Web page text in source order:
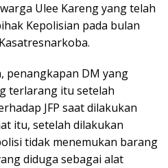
Ulee Kareng yang telah
Kepolisian pada bulan
penangkapan DM yang
terlarang itu setelah
JFP saat dilakukan
itu, setelah dilakukan
tidak menemukan barang
diduga sebagai alat